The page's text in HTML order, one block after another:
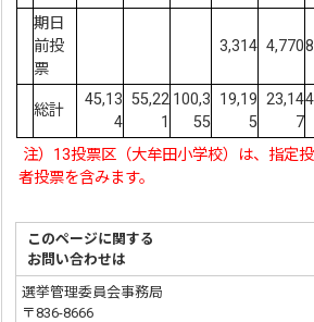
期日
前投
票
3,314 4,770
総計
45,13
4
55,22
1
100,3
55
19,19
5
23,14
7
注）13投票区（大牟田小学校）は、指定
者投票を含みます。
このページに関する
お問い合わせは
選挙管理委員会事務局
〒836-8666